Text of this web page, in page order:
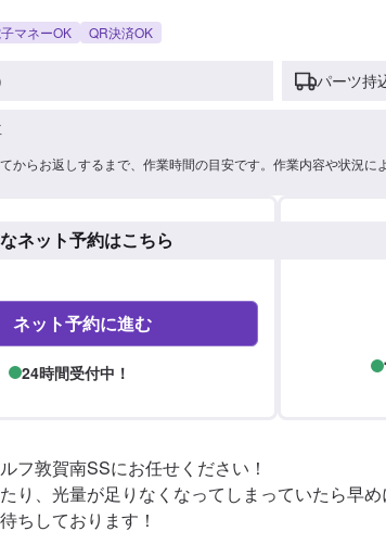
マネーOK QR決済OK
パーツ持
からお返しするまで、作業時間の目安です。作業内容や状況に
ネット予約はこちら
ネット予約に進む
24時間受付中！
フ敦賀南SSにお任せください！
り、光量が足りなくなってしまっていたら早め
ちしております！